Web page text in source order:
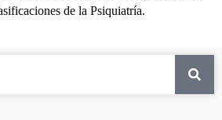
de la Psiquiatría.